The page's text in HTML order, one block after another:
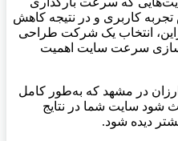
تجربه کاربری و در نتیجه کاهش
انتخاب یک شرکت طراحی
سرعت سایت اهمیت
در مشهد که به‌طور کامل
شود سایت شما در نتایج
دیده شود.